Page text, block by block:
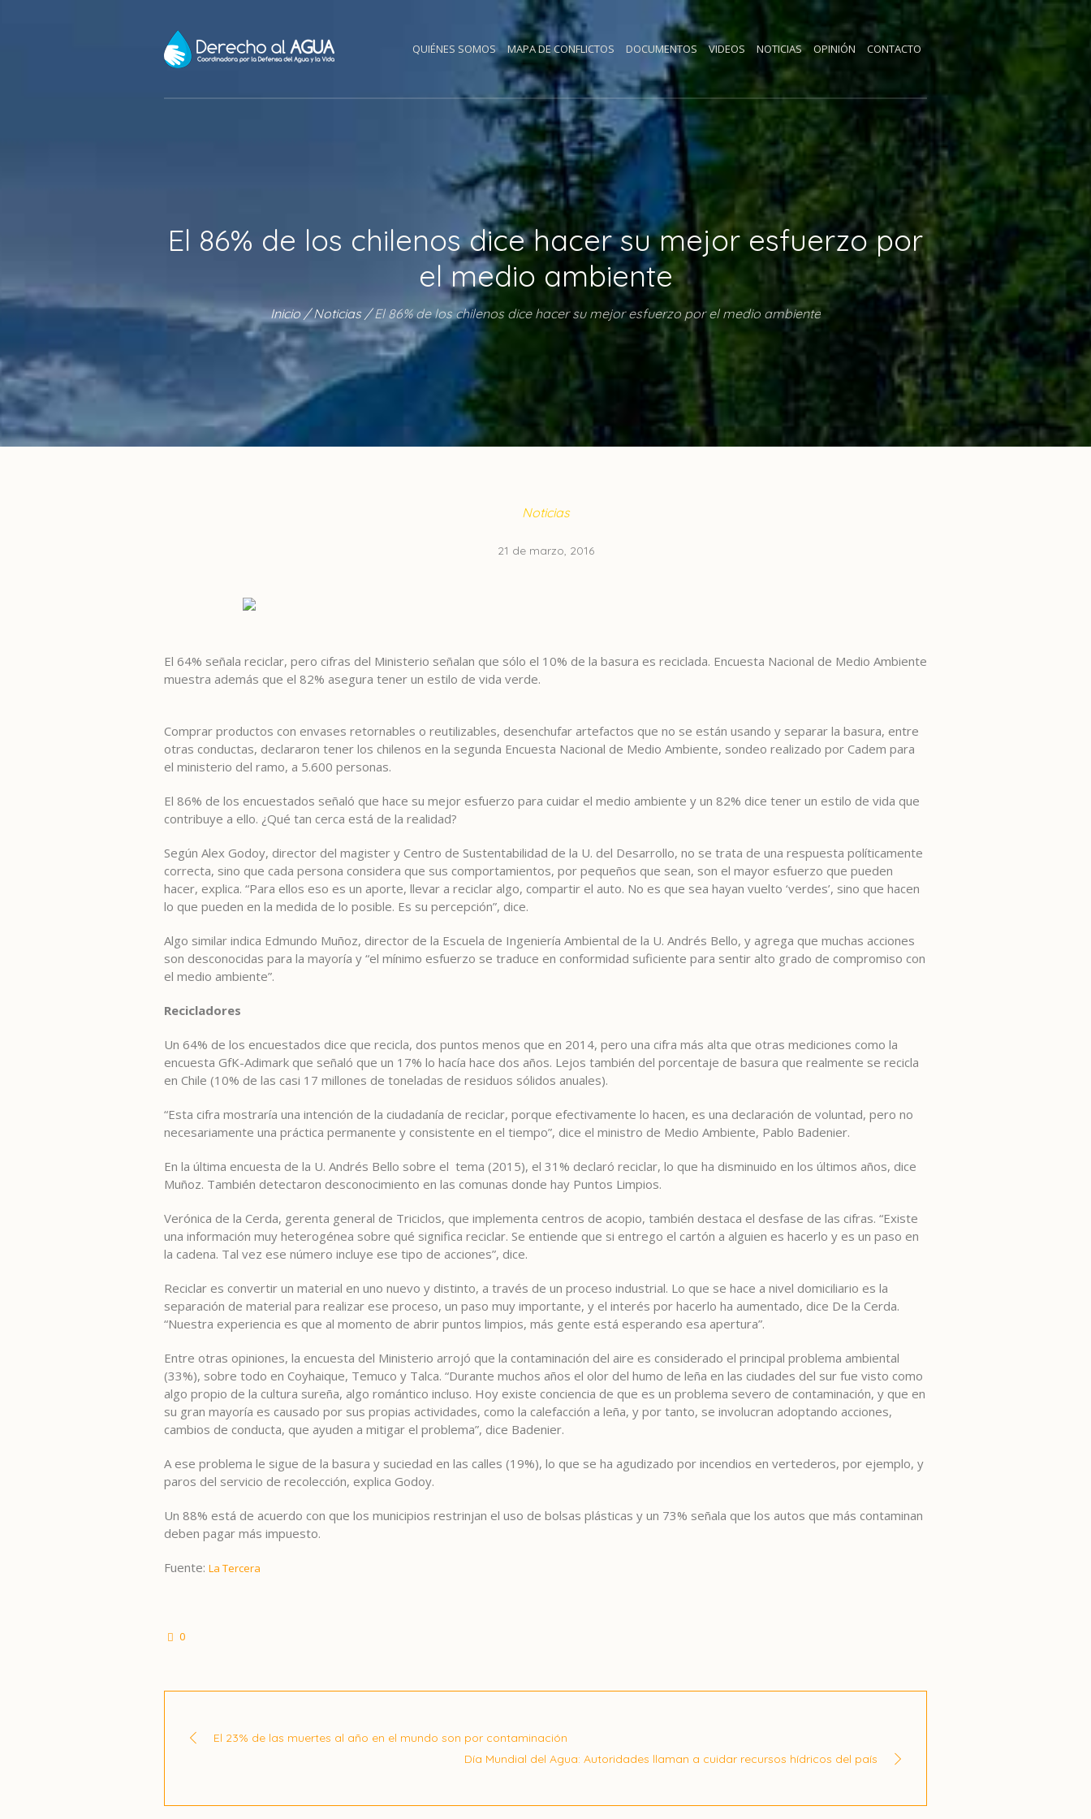
QUIÉNES SOMOS MAPA DE CONFLICTOS DOCUMENTOS VIDEOS NOTICIAS OPINIÓN CONTACTO
El 86% de los chilenos dice hacer su mejor esfuerzo por
el medio ambiente
Inicio /Noticias /El 86% de los chilenos dice hacer su mejor esfuerzo por el medio ambiente
Noticias
21 de marzo, 2016
El 64% señala reciclar, pero cifras del Ministerio señalan que sólo el 10% de la basura es reciclada. Encuesta Nacional de Medio Ambiente
muestra además que el 82% asegura tener un estilo de vida verde.
Comprar productos con envases retornables o reutilizables, desenchufar artefactos que no se están usando y separar la basura, entre
otras conductas, declararon tener los chilenos en la segunda Encuesta Nacional de Medio Ambiente, sondeo realizado por Cadem para
el ministerio del ramo, a 5.600 personas.
El 86% de los encuestados señaló que hace su mejor esfuerzo para cuidar el medio ambiente y un 82% dice tener un estilo de vida que
contribuye a ello. ¿Qué tan cerca está de la realidad?
Según Alex Godoy, director del magister y Centro de Sustentabilidad de la U. del Desarrollo, no se trata de una respuesta políticamente
correcta, sino que cada persona considera que sus comportamientos, por pequeños que sean, son el mayor esfuerzo que pueden
hacer, explica. “Para ellos eso es un aporte, llevar a reciclar algo, compartir el auto. No es que sea hayan vuelto ‘verdes’, sino que hacen
lo que pueden en la medida de lo posible. Es su percepción”, dice.
Algo similar indica Edmundo Muñoz, director de la Escuela de Ingeniería Ambiental de la U. Andrés Bello, y agrega que muchas acciones
son desconocidas para la mayoría y “el mínimo esfuerzo se traduce en conformidad suficiente para sentir alto grado de compromiso con
el medio ambiente”.
Recicladores
Un 64% de los encuestados dice que recicla, dos puntos menos que en 2014, pero una cifra más alta que otras mediciones como la
encuesta GfK-Adimark que señaló que un 17% lo hacía hace dos años. Lejos también del porcentaje de basura que realmente se recicla
en Chile (10% de las casi 17 millones de toneladas de residuos sólidos anuales).
“Esta cifra mostraría una intención de la ciudadanía de reciclar, porque efectivamente lo hacen, es una declaración de voluntad, pero no
necesariamente una práctica permanente y consistente en el tiempo”, dice el ministro de Medio Ambiente, Pablo Badenier.
En la última encuesta de la U. Andrés Bello sobre el tema (2015), el 31% declaró reciclar, lo que ha disminuido en los últimos años, dice
Muñoz. También detectaron desconocimiento en las comunas donde hay Puntos Limpios.
Verónica de la Cerda, gerenta general de Triciclos, que implementa centros de acopio, también destaca el desfase de las cifras. “Existe
una información muy heterogénea sobre qué significa reciclar. Se entiende que si entrego el cartón a alguien es hacerlo y es un paso en
la cadena. Tal vez ese número incluye ese tipo de acciones”, dice.
Reciclar es convertir un material en uno nuevo y distinto, a través de un proceso industrial. Lo que se hace a nivel domiciliario es la
separación de material para realizar ese proceso, un paso muy importante, y el interés por hacerlo ha aumentado, dice De la Cerda.
“Nuestra experiencia es que al momento de abrir puntos limpios, más gente está esperando esa apertura”.
Entre otras opiniones, la encuesta del Ministerio arrojó que la contaminación del aire es considerado el principal problema ambiental
(33%), sobre todo en Coyhaique, Temuco y Talca. “Durante muchos años el olor del humo de leña en las ciudades del sur fue visto como
algo propio de la cultura sureña, algo romántico incluso. Hoy existe conciencia de que es un problema severo de contaminación, y que en
su gran mayoría es causado por sus propias actividades, como la calefacción a leña, y por tanto, se involucran adoptando acciones,
cambios de conducta, que ayuden a mitigar el problema”, dice Badenier.
A ese problema le sigue de la basura y suciedad en las calles (19%), lo que se ha agudizado por incendios en vertederos, por ejemplo, y
paros del servicio de recolección, explica Godoy.
Un 88% está de acuerdo con que los municipios restrinjan el uso de bolsas plásticas y un 73% señala que los autos que más contaminan
deben pagar más impuesto.
Fuente: La Tercera
0
El 23% de las muertes al año en el mundo son por contaminación
Día Mundial del Agua: Autoridades llaman a cuidar recursos hídricos del país